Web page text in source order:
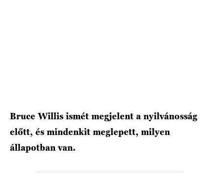
Bruce Willis ismét megjelent a nyilvánosság
előtt, és mindenkit meglepett, milyen
állapotban van.